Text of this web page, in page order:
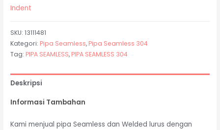
Indent
SKU:13111481
Kategori: Pipa Seamless, Pipa Seamless 304
Tag: PIPA SEAMLESS, PIPA SEAMLESS 304
Deskripsi
Informasi Tambahan
Kami menjual pipa Seamless dan Welded lurus dengan